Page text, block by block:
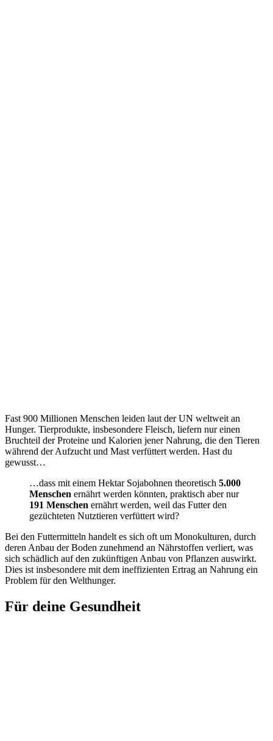
Fast 900 Millionen Menschen leiden laut der UN weltweit an
Hunger. Tierprodukte, insbesondere Fleisch, liefern nur einen
Bruchteil der Proteine und Kalorien jener Nahrung, die den Tieren
während der Aufzucht und Mast verfüttert werden. Hast du
gewusst…
…dass mit einem Hektar Sojabohnen theoretisch 5.000
Menschen ernährt werden könnten, praktisch aber nur
191 Menschen ernährt werden, weil das Futter den
gezüchteten Nutztieren verfüttert wird?
Bei den Futtermitteln handelt es sich oft um Monokulturen, durch
deren Anbau der Boden zunehmend an Nährstoffen verliert, was
sich schädlich auf den zukünftigen Anbau von Pflanzen auswirkt.
Dies ist insbesondere mit dem ineffizienten Ertrag an Nahrung ein
Problem für den Welthunger.
Für deine Gesundheit